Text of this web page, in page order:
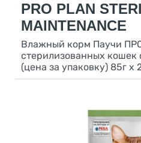
PRO PLAN
MAINTENANCE
Влажный корм Паучи
стерилизованных кошек
(цена за упаковку) 85г х